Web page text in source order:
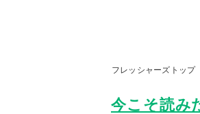
フレッシャーズトップ
今こそ読み